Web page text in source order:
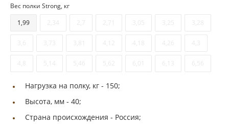
Вес полки Strong, кг
1,99
Нагрузка на полку, кг - 150;
Высота, мм - 40;
Страна происхождения - Россия;